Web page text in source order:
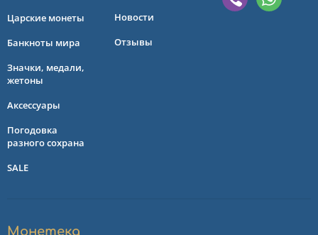
Царские монеты
Банкноты мира
Значки, медали,
жетоны
Аксессуары
Погодовка
разного сохрана
SALE
Новости
Отзывы
Монетека